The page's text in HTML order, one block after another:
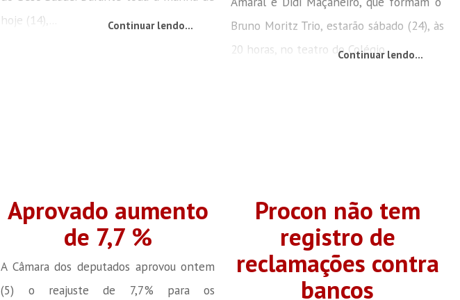
hoje (14),...
Continuar lendo...
Bruno Moritz Trio, estarão sábado (24), às
20 horas, no teatro do Colégio...
Continuar lendo...
Aprovado aumento
de 7,7 %
A Câmara dos deputados aprovou ontem
(5) o reajuste de 7,7% para os
Procon não tem
registro de
reclamações contra
bancos